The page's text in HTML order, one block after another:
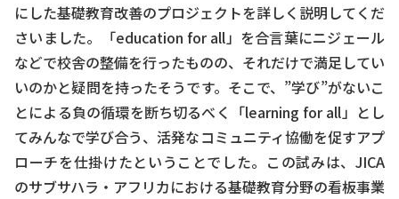
にした基礎教育改善のプロジェクトを詳しく説明してくだ
さいました。「education for all」を合言葉にニジェール
などで校舎の整備を行ったものの、それだけで満足してい
いのかと疑問を持ったそうです。そこで、”学び”がないこ
とによる負の循環を断ち切るべく「learning for all」とし
てみんなで学び合う、活発なコミュニティ協働を促すアプ
ローチを仕掛けたということでした。この試みは、JICA
のサブサハラ・アフリカにおける基礎教育分野の看板事業